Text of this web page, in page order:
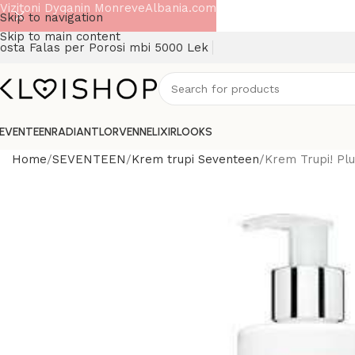
Skip to navigation
Skip to main content
Falas per Porosi mbi 5000 Lek
RADIANTLORVENNELIXIRLOOKS
Home SEVENTEEN Krem trupi Seventeen Krem Trupi!
Vizitoni Dyqanin MonreveAlbania.com